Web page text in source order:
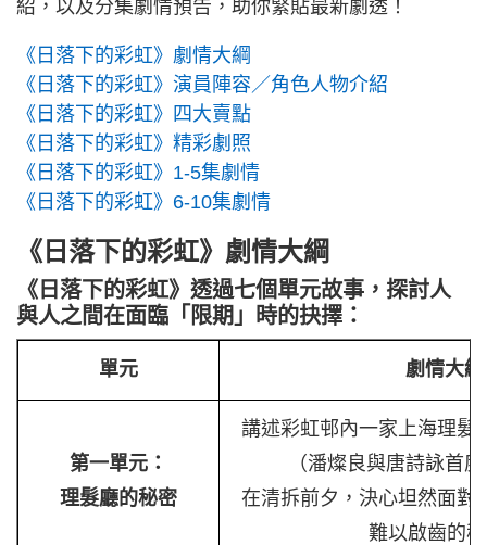
紹，以及分集劇情預告，助你緊貼最新劇透！
《日落下的彩虹》劇情大綱
《日落下的彩虹》演員陣容／角色人物介紹
《日落下的彩虹》四大賣點
《日落下的彩虹》精彩劇照
《日落下的彩虹》1-5集劇情
《日落下的彩虹》6-10集劇情
《日落下的彩虹》劇情大綱
《日落下的彩虹》透過七個單元故事，探討人
與人之間在面臨「限期」時的抉擇：
單元 劇情大
第一單元：
理髮廳的秘密
講述彩虹邨內一家上海理髮
（潘燦良與唐詩詠首
在清拆前夕，決心坦然面對
難以啟齒的